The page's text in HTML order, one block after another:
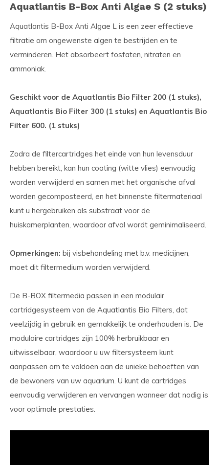
Aquatlantis B-Box Anti Algae S (2 stuks)
Aquatlantis B-Box Anti Algae L is een zeer effectieve
filtratie om ongewenste algen te bestrijden en te
verminderen. Het absorbeert fosfaten, nitraten en
ammoniak.
Geschikt voor de Aquatlantis Bio Filter 200 (1 stuks),
Aquatlantis Bio Filter 300 (1 stuks) en Aquatlantis Bio
Filter 600. (1 stuks)
Zodra de filtercartridges het einde van hun levensduur
hebben bereikt, kan hun coating (witte vlies) eenvoudig
worden verwijderd en samen met het organische afval
worden gecomposteerd, en het binnenste filtermateriaal
kunt u hergebruiken als substraat voor de
huiskamerplanten, waardoor afval wordt geminimaliseerd.
Opmerkingen: bij visbehandeling met b.v. medicijnen,
moet dit filtermedium worden verwijderd.
De B-BOX filtermedia passen in een modulair
cartridgesysteem van de Aquatlantis Bio Filters, dat
veelzijdig in gebruik en gemakkelijk te onderhouden is. De
modulaire cartridges zijn 100% herbruikbaar en
uitwisselbaar, waardoor u uw filtersysteem kunt
aanpassen om te voldoen aan de unieke behoeften van
de bewoners van uw aquarium. U kunt de cartridges
eenvoudig verwijderen en vervangen wanneer dat nodig is
voor optimale prestaties.